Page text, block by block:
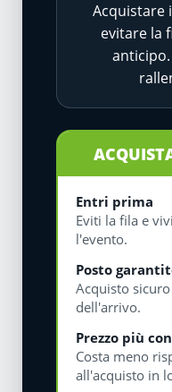
Acquistare
evitare la
Entri prima
Eviti la fila e
l'evento.
Posto
Acquisto
dell'arrivo.
Prezzo più
Costa meno
all'acquisto in